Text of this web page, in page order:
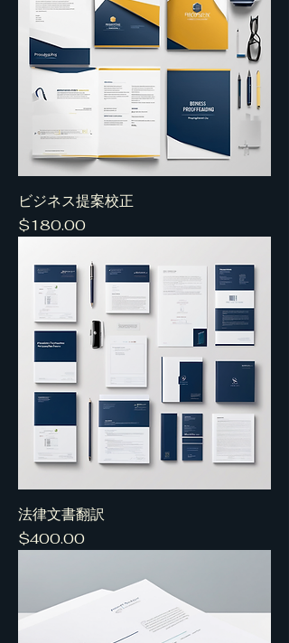
ビジネス提案校正
Price
$180.00
法律文書翻訳
Price
$400.00